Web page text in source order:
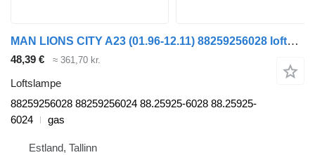
MAN LIONS CITY A23 (01.96-12.11) 88259256028 loftslampe til MAN Lion's bus (1991-)
48,39 € ≈ 361,70 kr.
Loftslampe
88259256028 88259256024 88.25925-6028 88.25925-
6024
gas
Estland, Tallinn